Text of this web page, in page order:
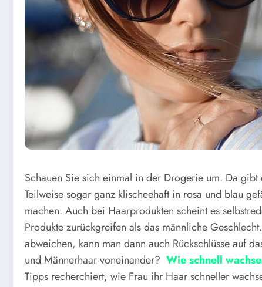
Schauen Sie sich einmal in der Drogerie um. Da
Teilweise sogar ganz klischeehaft in rosa und blau
machen. Auch bei Haarprodukten scheint es
Produkte zurückgreifen als das männliche
abweichen, kann man dann auch Rückschlüsse auf
und Männerhaar voneinander? Wie schnell
Tipps recherchiert, wie Frau ihr Haar schneller